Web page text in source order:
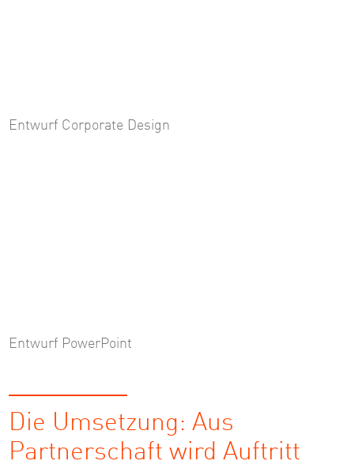
Entwurf Corporate Design
Entwurf PowerPoint
Die Umsetzung: Aus
Partnerschaft wird Auftritt